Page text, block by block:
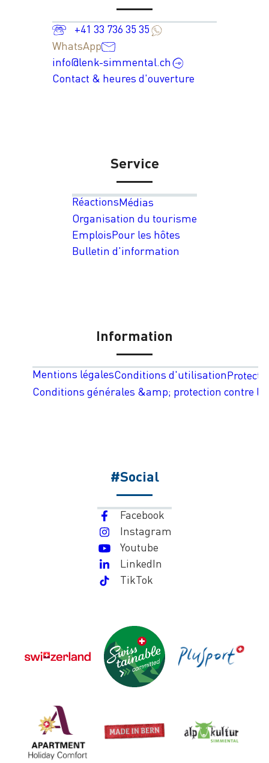
+41 33 736 35 35
WhatsApp
info@lenk-simmental.ch
Contact & heures d'ouverture
Service
RéactionsMédias
Organisation du tourisme
EmploisPour les hôtes
Bulletin d'information
Information
Mentions légalesConditions d'utilisation
Conditions générales &amp; protection contre
#Social
Facebook
Instagram
Youtube
LinkedIn
TikTok